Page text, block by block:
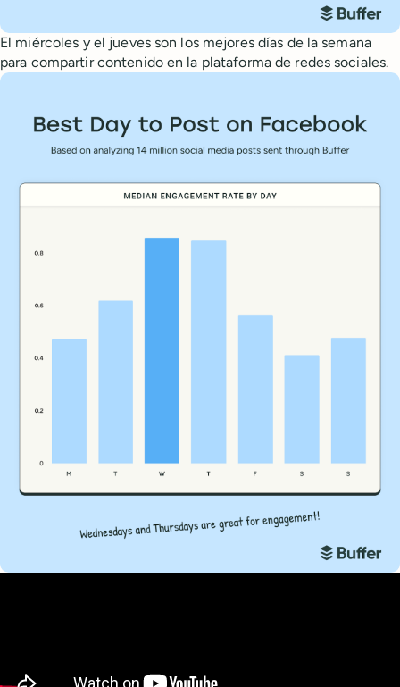
El miércoles y el jueves son los mejores días de la semana
para compartir contenido en la plataforma de redes sociales.